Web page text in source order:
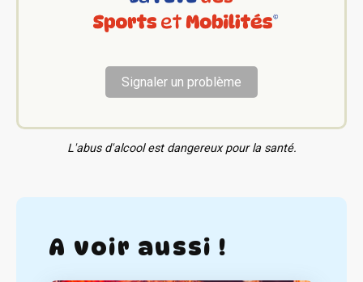
Signaler un problème
L'abus d'alcool est dangereux pour la santé.
A voir aussi !